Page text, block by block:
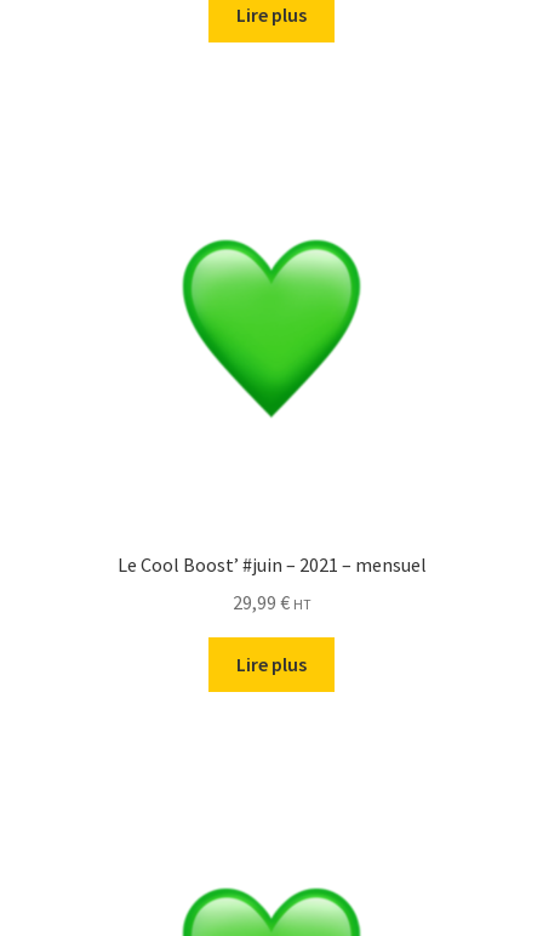
Lire plus
Le Cool Boost’ #juin – 2021 – mensuel
29,99 € HT
Lire plus